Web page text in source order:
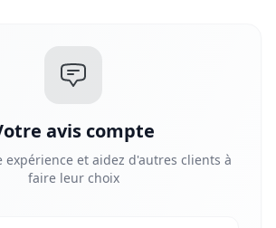
avis compte
expérience et aidez d'autres clients à
faire leur choix